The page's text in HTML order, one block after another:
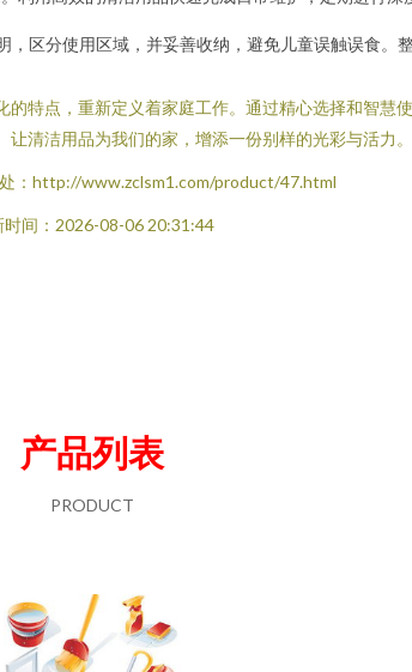
区分使用区域，并妥善收纳，避免儿童误触误食。
特点，重新定义着家庭工作。通过精心选择和智慧
清洁用品为我们的家，增添一份别样的光彩与活力。
：http://www.zclsm1.com/product/47.html
时间：2026-08-06 20:31:44
产品列表
PRODUCT